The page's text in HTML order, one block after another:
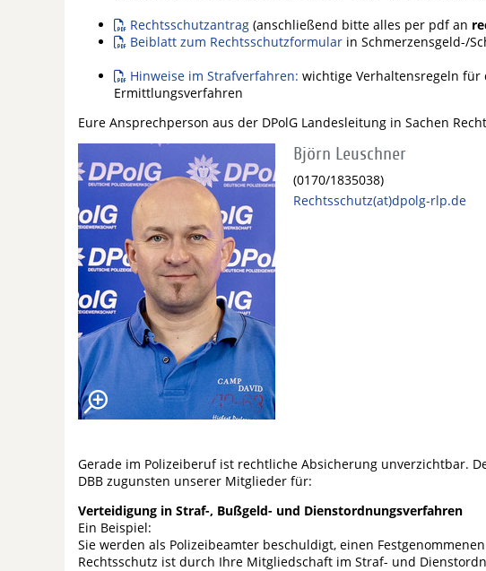
Rechtsschutzantrag (anschließend bitte alles per pdf an
Beiblatt zum Rechtsschutzformular in Schmerzensgeld-/
Hinweise im Strafverfahren: wichtige Verhaltensregeln
Ermittlungsverfahren
Eure Ansprechperson aus der DPolG Landesleitung in Sachen
Björn Leuschner
(0170/1835038)
Rechtsschutz(at)dpolg-rlp.de
Gerade im Polizeiberuf ist rechtliche Absicherung unverzichtbar.
DBB zugunsten unserer Mitglieder für:
Verteidigung in Straf-, Bußgeld- und Dienstordnungsverfahren
Ein Beispiel:
Sie werden als Polizeibeamter beschuldigt, einen
Rechtsschutz ist durch Ihre Mitgliedschaft im Straf- und